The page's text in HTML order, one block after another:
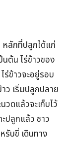
หลักที่ปลูกได้แก่
ต้น ไร่ข้าวของ
ร่ข้าวจะอยู่รอบ
ว เริ่มปลูกปลาย
วดแล้วจะเก็บไว้
ปลูกแล้ว ชาว
รับขี่ เดินทาง